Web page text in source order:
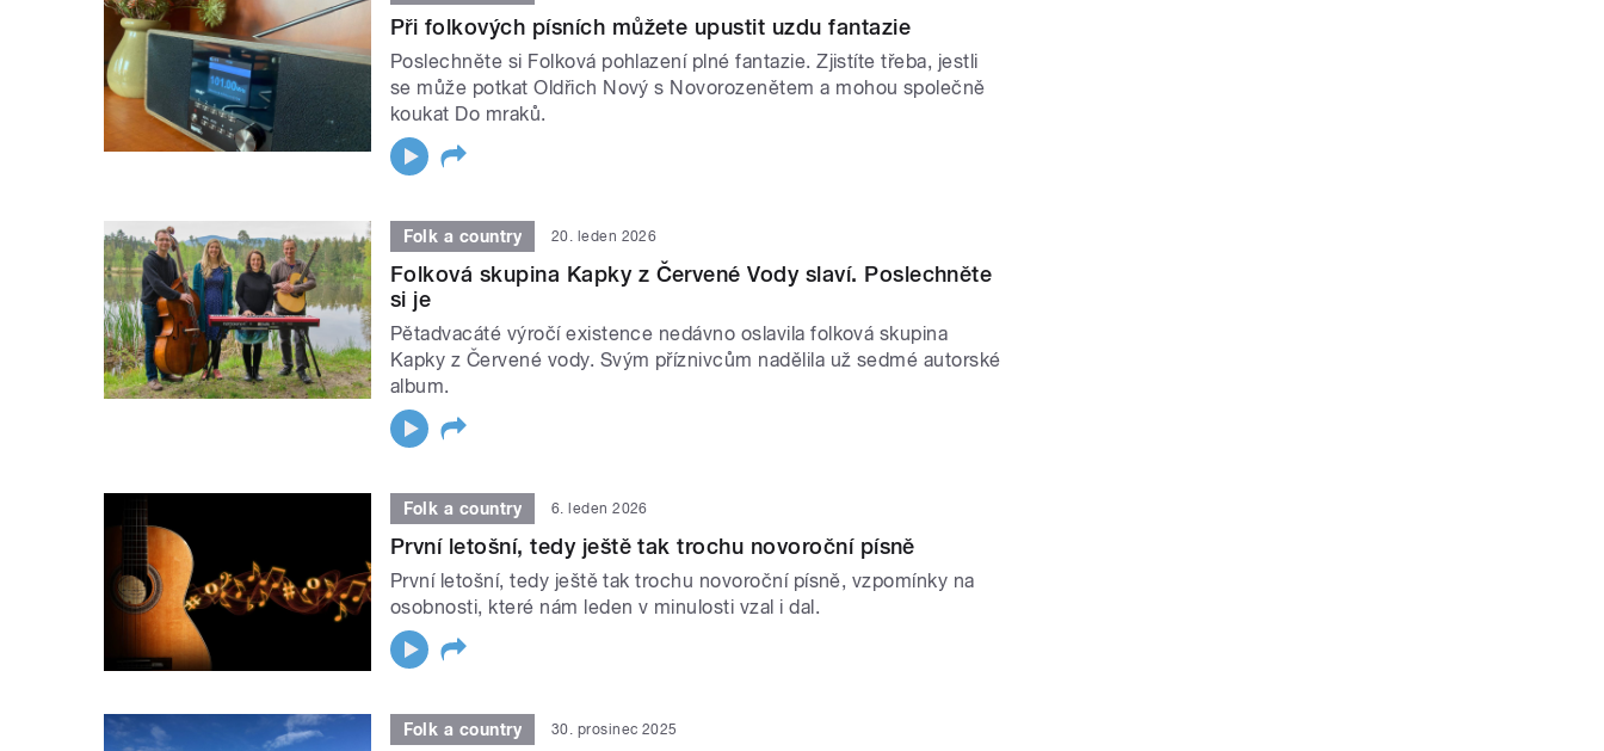
Při folkových písních můžete upustit uzdu fantazie
Poslechněte si Folková pohlazení plné fantazie. Zjistíte třeba, jestli
se může potkat Oldřich Nový s Novorozenětem a mohou společně
koukat Do mraků.
Folk a country 20. leden 2026
Folková skupina Kapky z Červené Vody slaví. Poslechněte
si je
Pětadvacáté výročí existence nedávno oslavila folková skupina
Kapky z Červené vody. Svým příznivcům nadělila už sedmé autorské
album.
Folk a country 6. leden 2026
První letošní, tedy ještě tak trochu novoroční písně
První letošní, tedy ještě tak trochu novoroční písně, vzpomínky na
osobnosti, které nám leden v minulosti vzal i dal.
Folk a country 30. prosinec 2025